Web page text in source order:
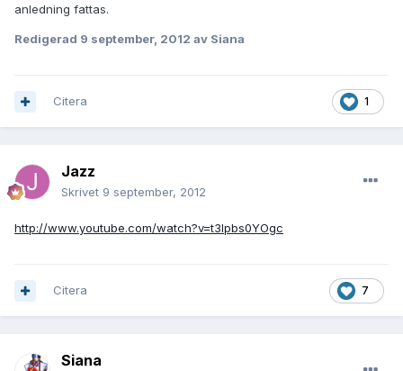
anledning fattas.
Redigerad 9 september, 2012 av Siana
1
Citera
Jazz
Skrivet 9 september, 2012
http://www.youtube.com/watch?v=t3Ipbs0YOgc
7
Citera
Siana